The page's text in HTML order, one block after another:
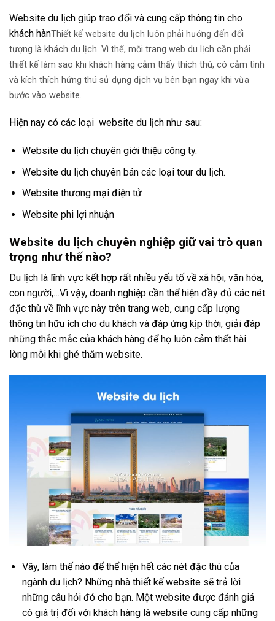
Website du lịch giúp trao đổi và cung cấp thông tin cho
khách hànThiết kế website du lịch luôn phải hướng đến đối
tượng là khách du lịch. Vì thế, mỗi trang web du lịch cần phải
thiết kế làm sao khi khách hàng cảm thấy thích thú, có cảm tình
và kích thích hứng thú sử dụng dịch vụ bên bạn ngay khi vừa
bước vào website.
Hiện nay có các loại website du lịch như sau:
Website du lịch chuyên giới thiệu công ty.
Website du lịch chuyên bán các loại tour du lịch.
Website thương mại điện tử
Website phi lợi nhuận
Website du lịch chuyên nghiệp giữ vai trò quan
trọng như thế nào?
Du lịch là lĩnh vực kết hợp rất nhiều yếu tố về xã hội, văn hóa,
con người,…Vì vậy, doanh nghiệp cần thể hiện đầy đủ các nét
đặc thù về lĩnh vực này trên trang web, cung cấp lượng
thông tin hữu ích cho du khách và đáp ứng kịp thời, giải đáp
những thắc mắc của khách hàng để họ luôn cảm thất hài
lòng mỗi khi ghé thăm website.
Vây, làm thế nào để thể hiện hết các nét đặc thù của
ngành du lịch? Những nhà thiết kế website sẽ trả lời
những câu hỏi đó cho bạn. Một website được đánh giá
có giá trị đối với khách hàng là website cung cấp những